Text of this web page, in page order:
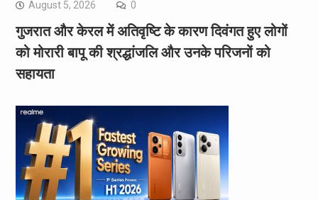
August 5, 2026 0
गुजरात और केरल में अतिवृष्टि के कारण दिवंगत हुए लोगों
को मोरारी बापू की श्रद्धांजलि और उनके परिजनों को
सहायता